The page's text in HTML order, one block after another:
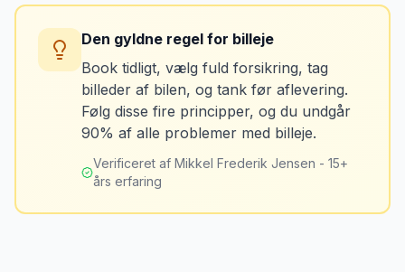
brændstofmåleren.
MJ
Mikkels erfaring Oktober 2024
“Jeg fotograferer altid bilen fra alle
vinkler ved afhentning. Det har reddet
sidste tankning.
Tank bilen op et par kilometer fra
lufthavnen dagen før aflevering. Priserne
er markant lavere.
Den gyldne regel for billeje
Book tidligt, vælg fuld forsikring, tag
billeder af bilen, og tank før aflevering.
Følg disse fire principper, og du undgår
90% af alle problemer med billeje.
Verificeret af Mikkel Frederik Jensen - 15+
års erfaring